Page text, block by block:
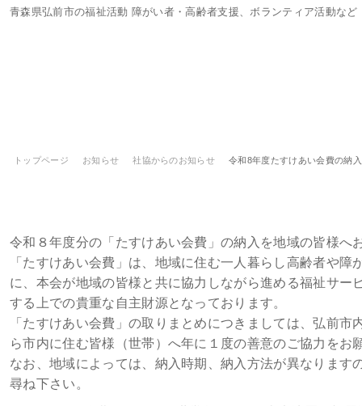
青森県弘前市の福祉活動 障がい者・高齢者支援、ボランティア活動など
トップページ お知らせ 社協からのお知らせ 令和8年度たすけあい会費の納
令和８年度分の「たすけあい会費」の納入を地域の皆様へ
「たすけあい会費」は、地域に住む一人暮らし高齢者や
に、本会が地域の皆様と共に協力しながら進める福祉サー
する上での貴重な自主財源となっております。
「たすけあい会費」の取りまとめにつきましては、弘前
ら市内に住む皆様（世帯）へ年に１度の善意のご協力をお
なお、地域によっては、納入時期、納入方法が異なります
尋ね下さい。